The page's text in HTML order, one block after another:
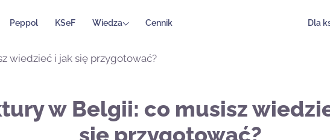
Peppol KSeF Wiedza Cennik Dla
wiedzieć i jak się przygotować?
w Belgii: co musisz
się przygotować?